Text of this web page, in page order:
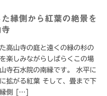
縁側から紅葉の絶景を
高山寺の庭と遠くの緑の杉の
楽しみながらしばらくこの場
寺石水院の南縁です。 水平に
拡がる紅葉 そして、畳まで下
縁側 […]